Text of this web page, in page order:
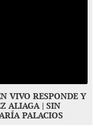
VIVO RESPONDE Y
ALIAGA | SIN
PALACIOS